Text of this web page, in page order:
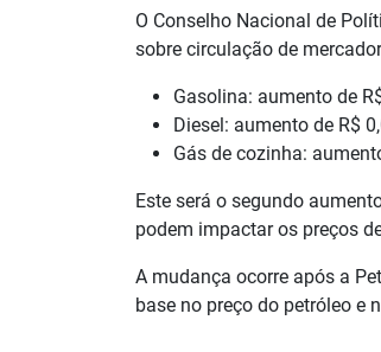
O Conselho Nacional de
sobre circulação de
Gasolina: aumento de
Diesel: aumento de R$
Gás de cozinha:
Este será o segundo
podem impactar os preços
A mudança ocorre após a
base no preço do petróleo e